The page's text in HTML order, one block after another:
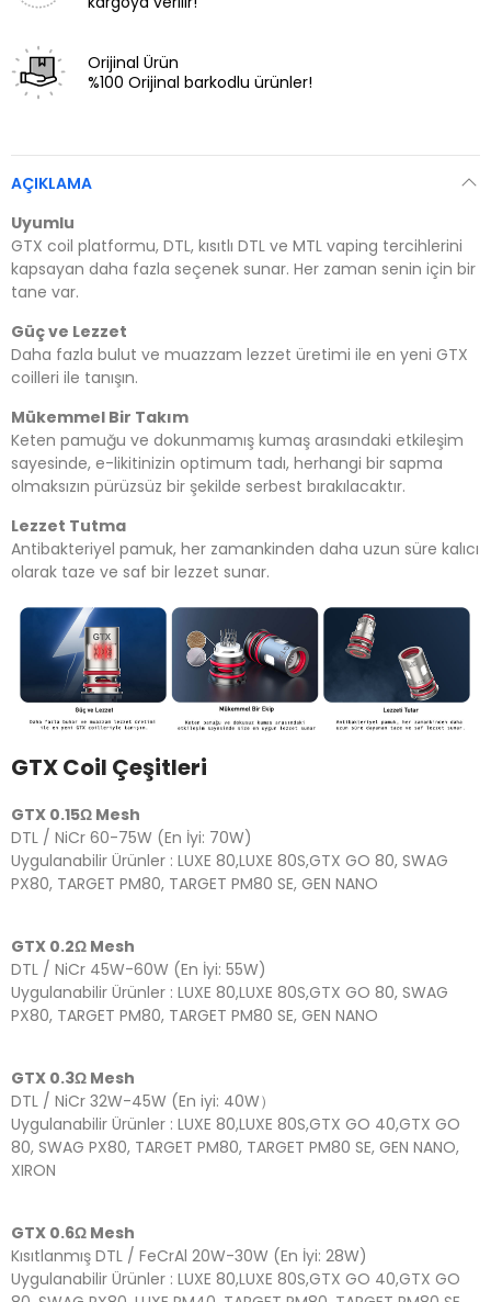
Orijinal Ürün
%100 Orijinal barkodlu ürünler!
AÇIKLAMA
Uyumlu
GTX coil platformu, DTL, kısıtlı DTL ve MTL vaping tercihlerini
kapsayan daha fazla seçenek sunar. Her zaman senin için bir
tane var.
Güç ve Lezzet
Daha fazla bulut ve muazzam lezzet üretimi ile en yeni GTX
coilleri ile tanışın.
Mükemmel Bir Takım
Keten pamuğu ve dokunmamış kumaş arasındaki etkileşim
sayesinde, e-likitinizin optimum tadı, herhangi bir sapma
olmaksızın pürüzsüz bir şekilde serbest bırakılacaktır.
Lezzet Tutma
Antibakteriyel pamuk, her zamankinden daha uzun süre kalıcı
olarak taze ve saf bir lezzet sunar.
GTX Coil Çeşitleri
GTX 0.15Ω Mesh
DTL / NiCr 60-75W (En İyi: 70W)
Uygulanabilir Ürünler : LUXE 80,LUXE 80S,GTX GO 80, SWAG
PX80, TARGET PM80, TARGET PM80 SE, GEN NANO
GTX 0.2Ω Mesh
DTL / NiCr 45W-60W (En İyi: 55W)
Uygulanabilir Ürünler : LUXE 80,LUXE 80S,GTX GO 80, SWAG
PX80, TARGET PM80, TARGET PM80 SE, GEN NANO
GTX 0.3Ω Mesh
DTL / NiCr 32W-45W (En iyi: 40W）
Uygulanabilir Ürünler : LUXE 80,LUXE 80S,GTX GO 40,GTX GO
80, SWAG PX80, TARGET PM80, TARGET PM80 SE, GEN NANO,
XIRON
GTX 0.6Ω Mesh
Kısıtlanmış DTL / FeCrAl 20W-30W (En İyi: 28W)
Uygulanabilir Ürünler : LUXE 80,LUXE 80S,GTX GO 40,GTX GO